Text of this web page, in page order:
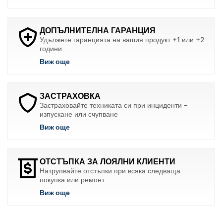
ДОПЪЛНИТЕЛНА ГАРАНЦИЯ
Удължете гаранцията на вашия продукт +1 или +2
години
Виж още
ЗАСТРАХОВКА
Застраховайте техниката си при инциденти –
изпускане или счупване
Виж още
ОТСТЪПКА ЗА ЛОЯЛНИ КЛИЕНТИ
Натрупвайте отстъпки при всяка следваща
покупка или ремонт
Виж още